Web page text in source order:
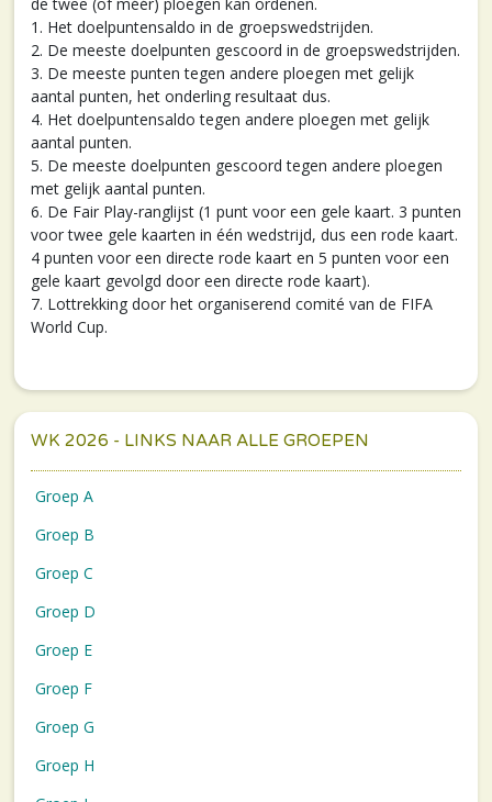
1. Het doelpuntensaldo in de groepswedstrijden.
2. De meeste doelpunten gescoord in de groepswedstrijden.
3. De meeste punten tegen andere ploegen met gelijk
aantal punten, het onderling resultaat dus.
4. Het doelpuntensaldo tegen andere ploegen met gelijk
aantal punten.
5. De meeste doelpunten gescoord tegen andere ploegen
met gelijk aantal punten.
6. De Fair Play-ranglijst (1 punt voor een gele kaart. 3 punten
voor twee gele kaarten in één wedstrijd, dus een rode kaart.
4 punten voor een directe rode kaart en 5 punten voor een
gele kaart gevolgd door een directe rode kaart).
7. Lottrekking door het organiserend comité van de FIFA
World Cup.
WK 2026 - LINKS NAAR ALLE GROEPEN
Groep A
Groep B
Groep C
Groep D
Groep E
Groep F
Groep G
Groep H